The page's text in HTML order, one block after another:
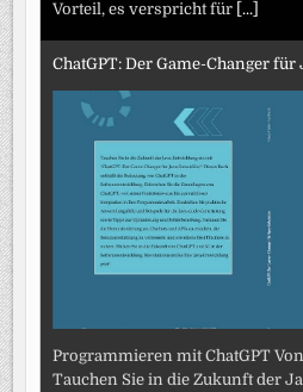
Vorteil, es verspricht für [...]
ChatGPT: Der Game-Changer
Programmieren mit ChatGPT
Tauchen Sie in die Zukunft der